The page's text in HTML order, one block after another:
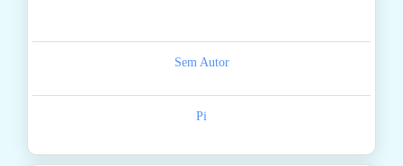
Sem Autor
Pi